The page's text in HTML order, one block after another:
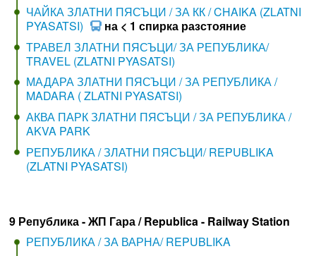
ЧАЙКА ЗЛАТНИ ПЯСЪЦИ / ЗА КК / CHAIKA (ZLATNI
PYASATSI)
на < 1 спирка разстояние
ТРАВЕЛ ЗЛАТНИ ПЯСЪЦИ/ ЗА РЕПУБЛИКА/
TRAVEL (ZLATNI PYASATSI)
МАДАРА ЗЛАТНИ ПЯСЪЦИ / ЗА РЕПУБЛИКА /
MADARA ( ZLATNI PYASATSI)
АКВА ПАРК ЗЛАТНИ ПЯСЪЦИ / ЗА РЕПУБЛИКА /
AKVA PARK
РЕПУБЛИКА / ЗЛАТНИ ПЯСЪЦИ/ REPUBLIKA
(ZLATNI PYASATSI)
9 Република - ЖП Гара / Republica - Railway Station
РЕПУБЛИКА / ЗА ВАРНА/ REPUBLIKA